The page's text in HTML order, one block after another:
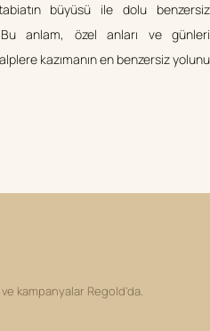
büyüsü ile dolu benzersiz
anlam, özel anları ve günleri
kazımanın en benzersiz yolunu
kampanyalar Regold'da.